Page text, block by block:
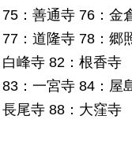
75：善通寺 76：金
77：道隆寺 78：郷
白峰寺 82：根香寺
83：一宮寺 84：屋
長尾寺 88：大窪寺